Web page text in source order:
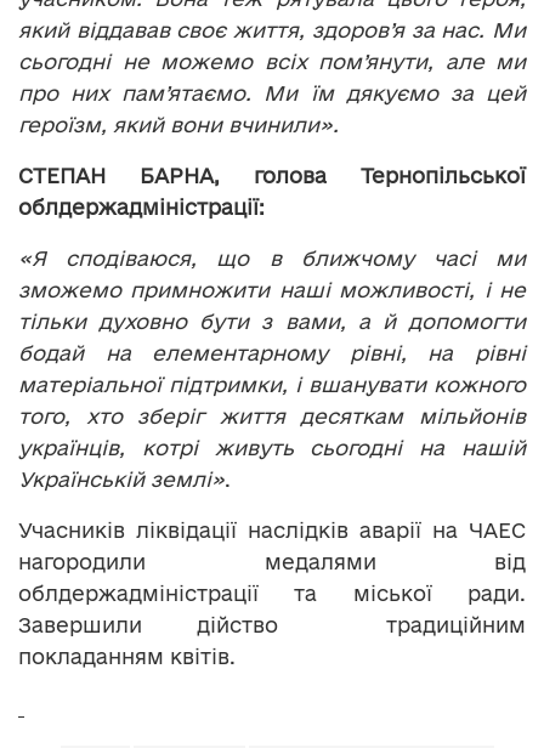
який віддавав своє життя, здоров’я за нас. Ми
сьогодні не можемо всіх пом’янути, але ми
про них пам’ятаємо. Ми їм дякуємо за цей
героїзм, який вони вчинили».
СТЕПАН БАРНА, голова Тернопільської
облдержадміністрації:
«Я сподіваюся, що в ближчому часі ми
зможемо примножити наші можливості, і не
тільки духовно бути з вами, а й допомогти
бодай на елементарному рівні, на рівні
матеріальної підтримки, і вшанувати кожного
того, хто зберіг життя десяткам мільйонів
українців, котрі живуть сьогодні на нашій
Українській землі».
Учасників ліквідації наслідків аварії на ЧАЕС
нагородили медалями від
облдержадміністрації та міської ради.
Завершили дійство традиційним
покладанням квітів.